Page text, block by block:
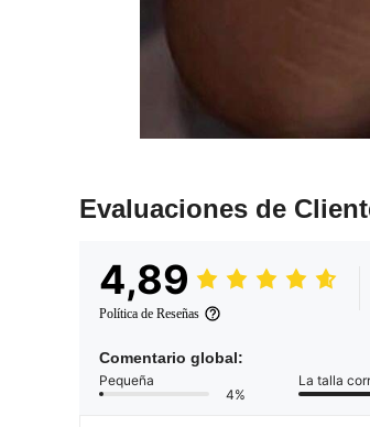
Evaluaciones de
4,89
Política de Reseñas
Comentario global:
Pequeña
4%
La talla